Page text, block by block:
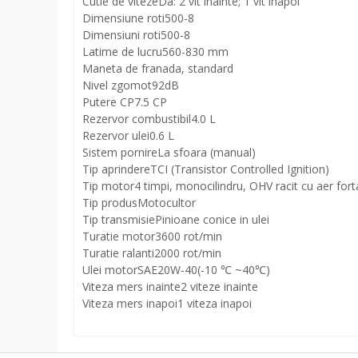
Dimensiune roti500-8
Dimensiuni roti500-8
Latime de lucru560-830 mm
Maneta de franada, standard
Nivel zgomot92dB
Putere CP7.5 CP
Rezervor combustibil4.0 L
Rezervor ulei0.6 L
Sistem pornireLa sfoara (manual)
Tip aprindereTCI (Transistor Controlled Ignition)
Tip motor4 timpi, monocilindru, OHV racit cu aer
Tip produsMotocultor
Tip transmisiePinioane conice in ulei
Turatie motor3600 rot/min
Turatie ralanti2000 rot/min
Ulei motorSAE20W-40(-10 ℃ ~40℃)
Viteza mers inainte2 viteze inainte
Viteza mers inapoi1 viteza inapoi